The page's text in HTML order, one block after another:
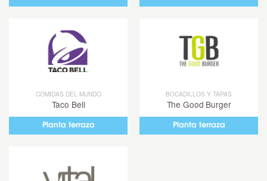
COMIDAS DEL MUNDO
Taco Bell
Planta terraza
BOCADILLOS Y TAPAS
The Good Burger
Planta terraza